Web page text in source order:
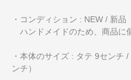
・コンディション : NEW / 新品
ハンドメイドのため、商品に
・本体のサイズ : タテ 9センチ
ンチ）